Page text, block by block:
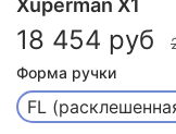
Xuperman X1
18 454 руб
Форма ручки
FL